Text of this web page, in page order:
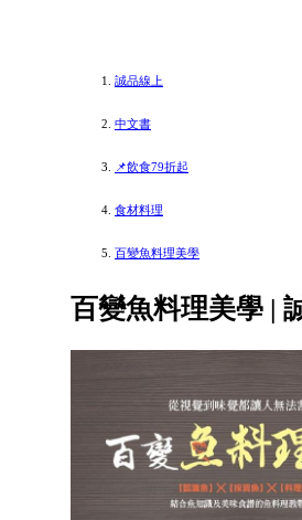
誠品線上
中文書
📌飲食79折起
食材料理
百變魚料理美學
百變魚料理美學 |